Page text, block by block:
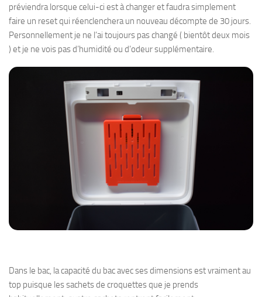
préviendra lorsque celui-ci est à changer et faudra simplement
faire un reset qui réenclenchera un nouveau décompte de 30 jours.
Personnellement je ne l’ai toujours pas changé ( bientôt deux mois
) et je ne vois pas d’humidité ou d’odeur supplémentaire.
Dans le bac, la capacité du bac avec ses dimensions est vraiment au
top puisque les sachets de croquettes que je prends